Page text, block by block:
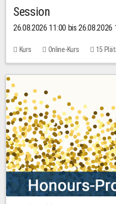
Session
26.08.2026 11:00 bis 26.08.2026
Kurs Online-Kurs 15